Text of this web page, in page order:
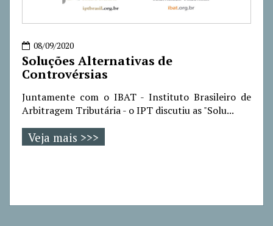
08/09/2020
Soluções Alternativas de
Controvérsias
Juntamente com o IBAT - Instituto Brasileiro de
Arbitragem Tributária - o IPT discutiu as "Solu...
Veja mais >>>